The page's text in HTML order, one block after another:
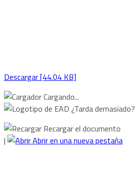
Descargar [44.04 KB]
Cargando...
¿Tarda demasiado?
Recargar el documento
|
Abrir en una nueva pestaña